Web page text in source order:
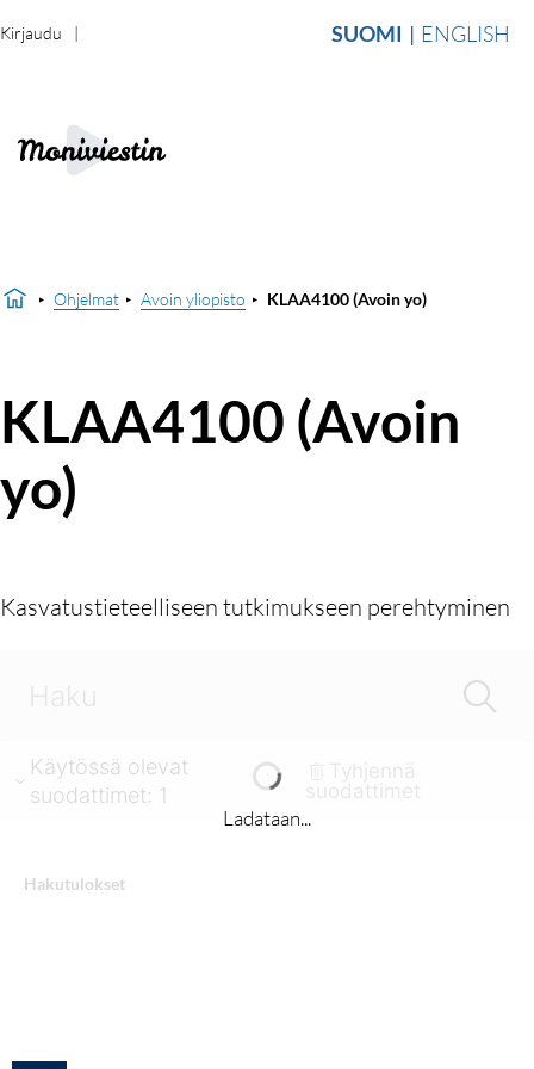
SUOMI ENGLISH
Kirjaudu
Ohjelmat Avoin yliopisto KLAA4100 (Avoin yo)
KLAA4100 (Avoin
yo)
Kasvatustieteelliseen tutkimukseen perehtyminen
Käytössä olevat
suodattimet: 1
Hakutulokset
Ladataan...